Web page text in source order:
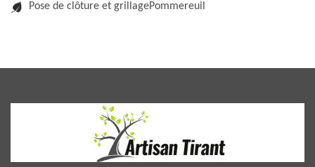
Pose de clôture et grillagePommereuil